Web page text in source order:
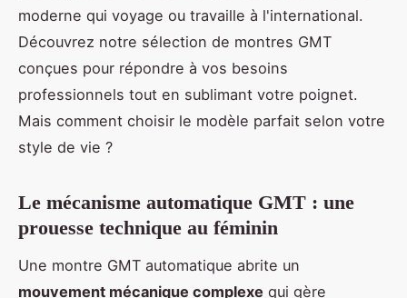
moderne qui voyage ou travaille à l'international.
Découvrez notre sélection de montres GMT
conçues pour répondre à vos besoins
professionnels tout en sublimant votre poignet.
Mais comment choisir le modèle parfait selon votre
style de vie ?
Le mécanisme automatique GMT : une
prouesse technique au féminin
Une montre GMT automatique abrite un
mouvement mécanique complexe qui gère